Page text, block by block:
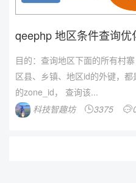
qeephp 地区条件查询
目的：查询地区下面的所有村
区县、乡镇、地区id的外键，
的zone_id， 查询该...
科技智趣坊
3375 